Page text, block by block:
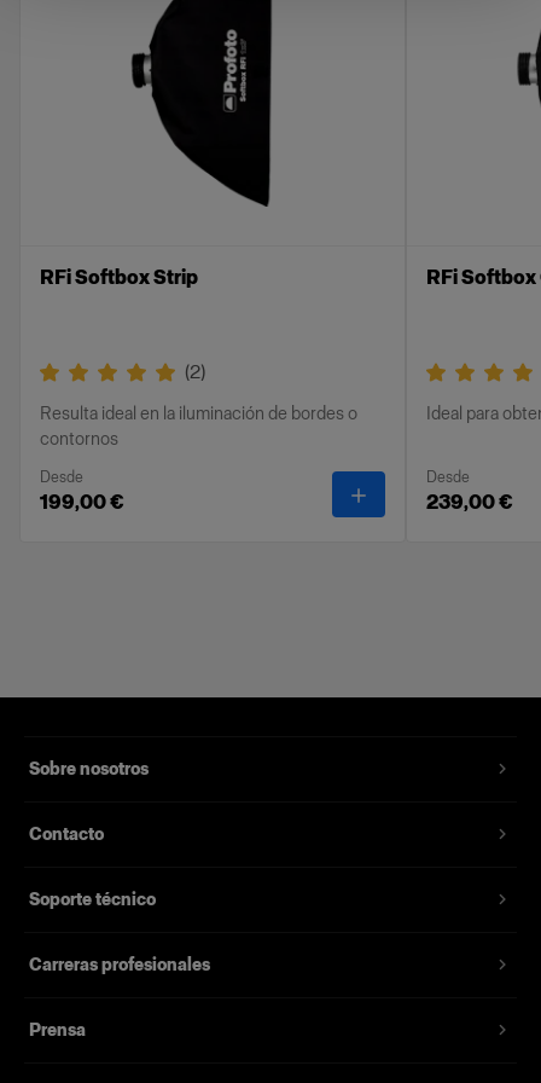
Características
Suaviza la luz de tu softbox.
Las sujeciones de velcro permiten realizar una
Se entrega en una funda de tela etiquetada.
RFi Softbox Strip
(2)
Resulta ideal en la iluminación de bordes o
contornos
Desde
199,00 € RFi Softbox Strip
RFi Softbox
Ideal para
Desde
239,00 €
Sobre nosotros
Contacto
Soporte técnico
Carreras profesionales
Prensa